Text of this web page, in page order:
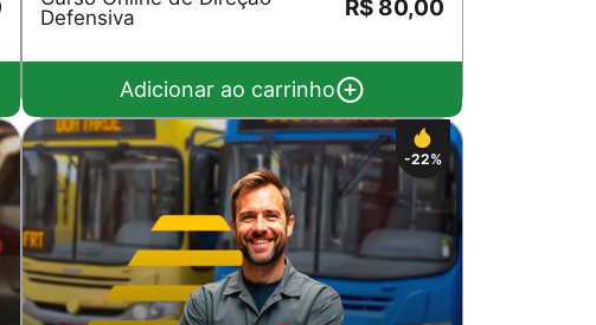
Defensiva
R$ 80,00
Adicionar ao carrinho
-22%